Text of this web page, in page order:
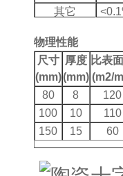
其它
物理性能
尺寸
(mm)
厚度
(mm)
比表
(m2/
80
8
120
100
10
110
150
15 60